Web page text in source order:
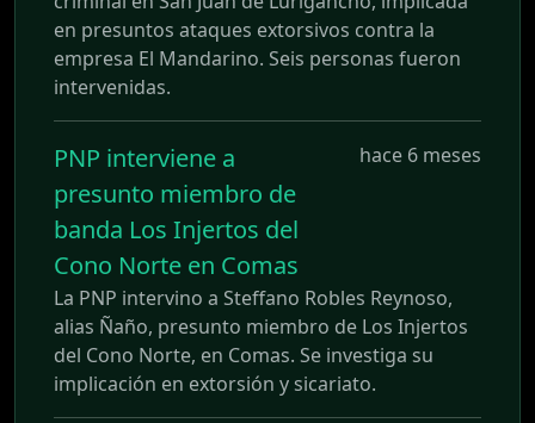
en presuntos ataques extorsivos contra la
empresa El Mandarino. Seis personas fueron
intervenidas.
PNP interviene a
presunto miembro de
banda Los Injertos del
Cono Norte en Comas
hace 6 meses
La PNP intervino a Steffano Robles Reynoso,
alias Ñaño, presunto miembro de Los Injertos
del Cono Norte, en Comas. Se investiga su
implicación en extorsión y sicariato.